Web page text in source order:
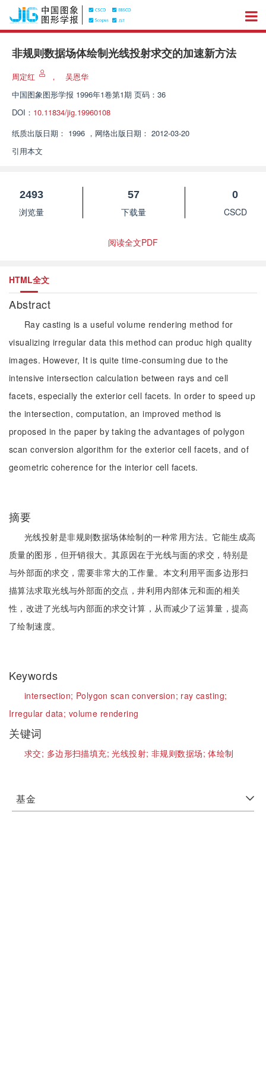
非规则数据场体绘制光线投射求交的加速新方法
周定红 ，
吴恩华
中国图象图形学报 1996年1卷第1期 页码：36
DOI： 10.11834/jig.19960108
纸质出版日期： 1996 ， 网络出版日期： 2012-03-20
引用本文
2493
浏览量
57
下载量
0
CSCD
阅读全文PDF
HTML全文
Abstract
Ray casting is a useful volume rendering method for
visualizing irregular data this method can produc high quality
images. However, It is quite time-consuming due to the
intensive intersection calculation between rays and cell
facets, especially the exterior cell facets. In order to speed up
the intersection, computation, an improved method is
proposed in the paper by taking the advantages of polygon
scan conversion algorithm for the exterior cell facets, and of
geometric coherence for the interior cell facets.
摘要
光线投射是非规则数据场体绘制的一种常用方法。它能生成高
质量的图形，但开销很大。其原因在于光线与面的求交，特别是
与外部面的求交，需要非常大的工作量。本文利用平面多边形扫
描算法求取光线与外部面的交点，井利用内部体元和面的相关
性，改进了光线与内部面的求交计算，从而减少了运算量，提高
了绘制速度。
Keywords
intersection; Polygon scan conversion; ray casting;
Irregular data; volume rendering
关键词
求交; 多边形扫描填充;光线投射; 非规则数据场;体绘制
基金